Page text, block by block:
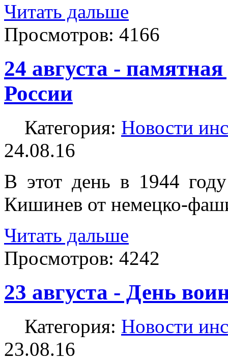
Читать дальше
Просмотров: 4166
24 августа -
России
Категория: Новости
24.08.16
В этот день в 1944 году
Кишинев от немецко-
Читать дальше
Просмотров: 4242
23 августа - День
Категория: Новости
23.08.16